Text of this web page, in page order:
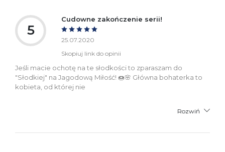
5
Cudowne zakończenie serii!
25.07.2020
Skopiuj link do opinii
Jeśli macie ochotę na te słodkości to zparaszam do
"Słodkiej" na Jagodową Miłość! 🍩🌸 Główna bohaterka to
kobieta, od której nie
Rozwiń